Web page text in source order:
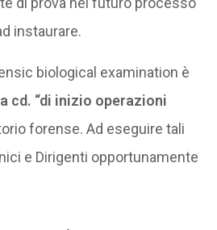
instaurare.
biological examination è
cd. “di inizio operazioni
forense. Ad eseguire tali
e Dirigenti opportunamente